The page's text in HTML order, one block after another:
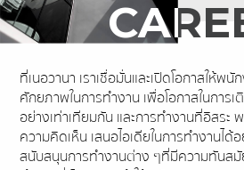
ที่เนอวานา เราเชื่อมั่นและเปิดโอกาสให้พ
ศักยภาพในการทำงาน เพื่อโอกาสในการเ
อย่างเท่าเทียมกัน และการทำงานที่อิสระ
ความคิดเห็น เสนอไอเดียในการทำงานได้
สนับสนุนการทำงานต่าง ๆที่มีความทันสมั